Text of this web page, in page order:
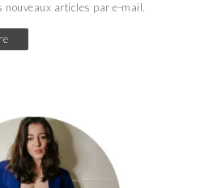
nouveaux articles par e-mail.